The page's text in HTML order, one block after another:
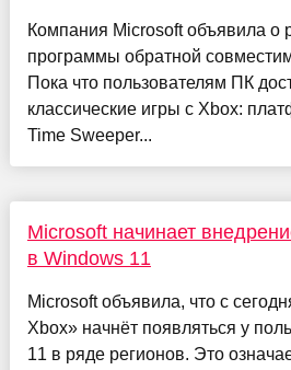
Компания Microsoft объявила о
программы обратной
Пока что пользователям ПК
классические игры с Xbox:
Time Sweeper...
Microsoft начинает
в Windows 11
Microsoft объявила, что с
Xbox» начнёт появляться у
11 в ряде регионов. Это